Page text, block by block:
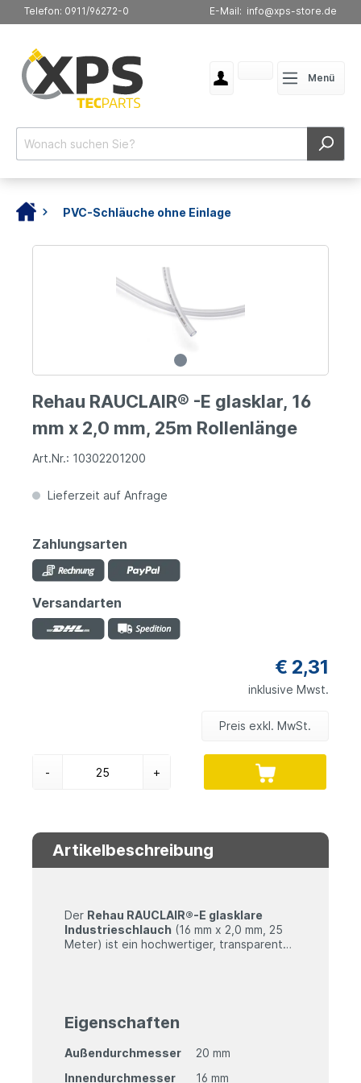
Telefon: 0911/96272-0 E-Mail: info@xps-store.de
Menü
PVC-Schläuche ohne Einlage
Rehau RAUCLAIR® -E glasklar, 16
mm x 2,0 mm, 25m Rollenlänge
Art.Nr.: 10302201200
Lieferzeit auf Anfrage
Zahlungsarten
Versandarten
€ 2,31
inklusive Mwst.
Preis exkl. MwSt.
- +
Artikelbeschreibung
Der Rehau RAUCLAIR®-E glasklare
Industrieschlauch (16 mm x 2,0 mm, 25
Meter) ist ein hochwertiger, transparenter
Anwendungen in der
Lebensmittelindustrie, Labortechnik und
Industrie.
Material:PVC
Länge:25 Meter
Eigenschaften
Außendurchmesser
20 mm
Innendurchmesser
16 mm